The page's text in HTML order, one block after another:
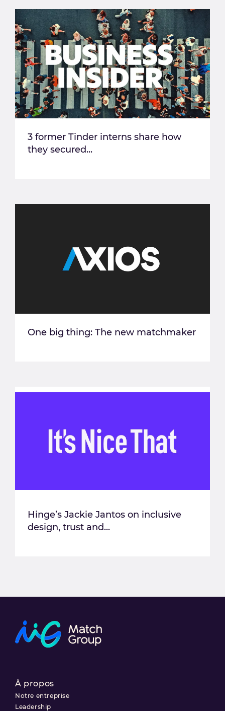
3 former Tinder interns share how
they secured...
One big thing: The new matchmaker
Hinge’s Jackie Jantos on inclusive
design, trust and...
À propos
Notre entreprise
Leadership